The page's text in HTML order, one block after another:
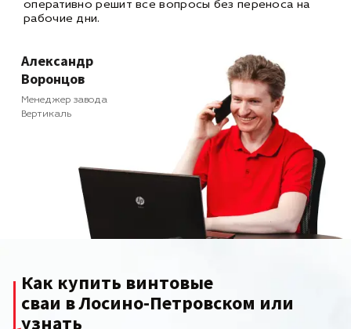
оперативнорешит все вопросы без переноса на
рабочие дни.
Александр
Воронцов
Менеджер завода
Вертикаль
Как купить винтовые
сваи в Лосино-Петровском или
узнать